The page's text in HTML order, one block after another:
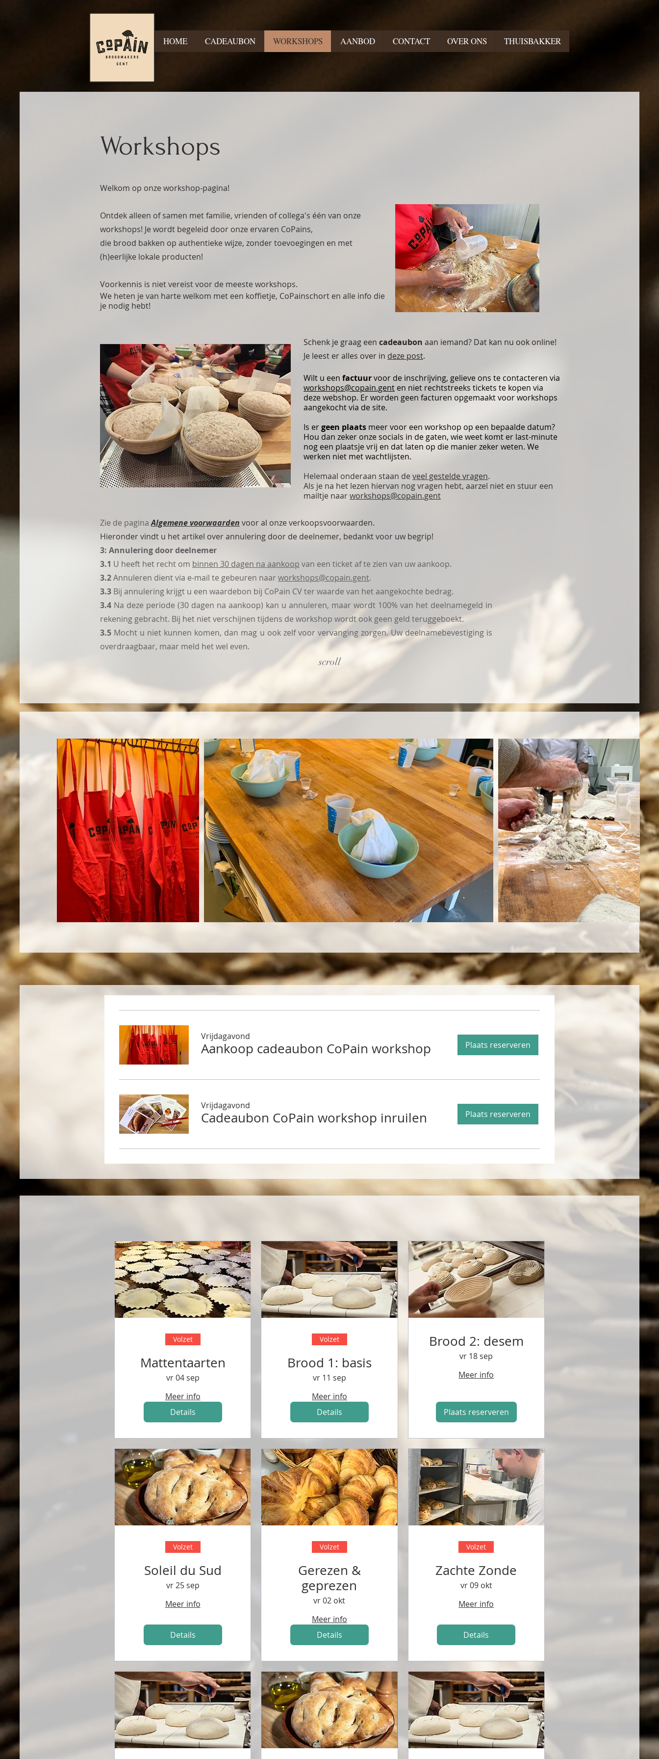
HOME CADEAUBON WORKSHOPS AANBOD CONTACT OVER ONS THUISBAKKER
Workshops
Welkom op onze workshop-pagina!
Ontdek alleen of samen metfamilie, vrienden of collega's één van onze
workshops! Je wordt begeleid door onze ervaren CoPains,
die brood bakken op authentieke wijze, zonder toevoegingen en met
(h)eerlijke lokale producten!
Voorkennis is niet vereist voor de meeste workshops.
We heten je van harte welkom met een koffietje, CoPainschort en alle info die
je nodig hebt!
Schenk je graag een cadeaubon aan iemand? Dat kan nu ook online!
Je leest er alles over in deze post.
Wilt u een factuurvoor de inschrijving, gelieve ons te contacteren via
workshops@copain.gent en niet rechtstreeks tickets te kopen via
deze webshop. Er worden geen facturen opgemaakt voor workshops
aangekocht via de site.
Is ergeen plaats meer voor een workshop op een bepaalde datum?
Hou dan zeker onze socials in de gaten, wie weet komt er last-minute
nog een plaatsje vrij en dat laten op die manier zeker weten. We
werken niet met wachtlijsten.
Helemaal onderaan staan deveel gestelde vragen.
Als je na het lezen hiervan nog vragen hebt, aarzel niet en stuur een
mailtje naarworkshops@copain.gent
Zie de paginaAlgemene voorwaarden voor al onze verkoopsvoorwaarden.
Hieronder vindt u het artikel over annulering door de deelnemer, bedankt voor uw begrip!
3: Annulering door deelnemer
3.1 U heeft het recht om binnen 30 dagen na aankoop van een ticket af te zien van uw aankoop.
3.2Annuleren dient via e-mail te gebeuren naarworkshops@copain.gent.
3.3 Bij annulering krijgt u een waardebon bij CoPain CV ter waarde van het aangekochte bedrag.
3.4 Na deze periode (30 dagen na aankoop) kan u annuleren, maar wordt 100% van het deelnamegeld in
rekening gebracht. Bij het niet verschijnen tijdens de workshop wordt ook geen geld teruggeboekt.
3.5 Mocht u niet kunnen komen, dan mag u ook zelf voor vervanging zorgen. Uw deelnamebevestiging is
overdraagbaar, maar meld het wel even.
scroll
Vrijdagavond
Aankoop cadeaubon CoPain workshop Plaats reserveren
Vrijdagavond
Cadeaubon CoPain workshop inruilen Plaats reserveren
Volzet
Mattentaarten
vr 04 sep
Meer info
Details
Volzet
Brood 1: basis
vr 11 sep
Meer info
Details
Brood 2: desem
vr 18 sep
Meer info
Plaats reserveren
Volzet
Soleil du Sud
vr 25 sep
Meer info
Details
Volzet
Gerezen &
geprezen
vr 02 okt
Meer info
Details
Volzet
Zachte Zonde
vr 09 okt
Meer info
Details